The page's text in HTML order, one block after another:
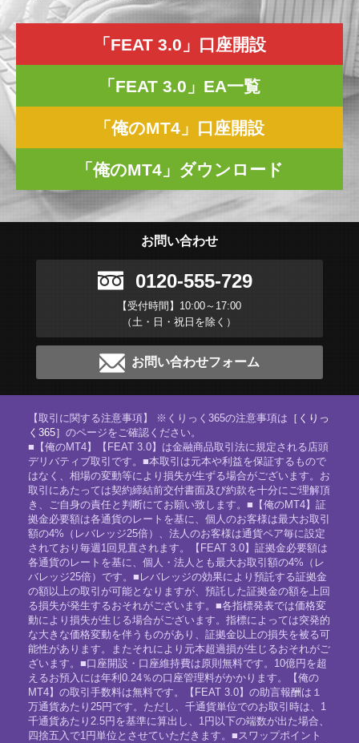
「FEAT 3.0」口座開設
「FEAT 3.0」EA一覧
「俺のMT4」口座開設
「俺のMT4」ダウンロード
お問い合わせ
0120-555-729
【受付時間】10:00～17:00
（土・日・祝日を除く）
お問い合わせフォーム
【取引に関する注意事項】 ※くりっく365の注意事項は ［くりっ
く365］ のページをご確認ください。
■【俺のMT4】【FEAT 3.0】は金融商品取引法に規定される店頭
デリバティブ取引です。■本取引は元本や利益を保証するもので
はなく、相場の変動等により損失が生ずる場合がございます。お
取引にあたっては契約締結前交付書面及び約款を十分にご理解頂
き、ご自身の責任と判断にてお願い致します。■【俺のMT4】証
拠金必要額は各通貨のレートを基に、個人のお客様は最大お取引
額の4%（レバレッジ25倍）、法人のお客様は通貨ペア毎に設定
されており毎週1回見直されます。【FEAT 3.0】証拠金必要額は
各通貨のレートを基に、個人・法人とも最大お取引額の4%（レ
バレッジ25倍）です。■レバレッジの効果により預託する証拠金
の額以上の取引が可能となりますが、預託した証拠金の額を上回
る損失が発生するおそれがございます。■各指標発表では価格変
動により損失が生じる場合がございます。指標によっては突発的
な大きな価格変動を伴うものがあり、証拠金以上の損失を被る可
能性があります。またそれにより元本超過損が生じるおそれがご
ざいます。■口座開設・口座維持費は原則無料です。10億円を超
えるお預入には年利0.24％の口座管理料がかかります。【俺の
MT4】の取引手数料は無料です。【FEAT 3.0】の助言報酬は１
万通貨あたり25円です。ただし、千通貨単位でのお取引時は、1
千通貨あたり2.5円を基準に算出し、1円以下の端数が出た場合、
四捨五入で1円単位とさせていただきます。■スワップポイント